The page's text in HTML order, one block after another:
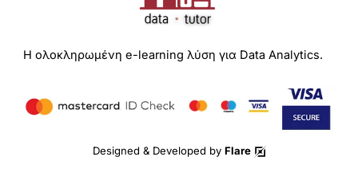
Η ολοκληρωμένη e-learning λύση για Data Analytics.
Designed & Developed by Flare